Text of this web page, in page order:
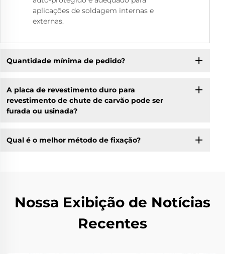
aplicações de soldagem internas e
externas.
Quantidade mínima de pedido?
A placa de revestimento duro para
revestimento de chute de carvão pode ser
furada ou usinada?
Qual é o melhor método de fixação?
Nossa Exibição de Notícias
Recentes